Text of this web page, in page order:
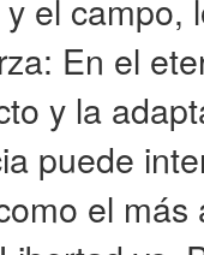
el campo,
En el
y la
puede
el